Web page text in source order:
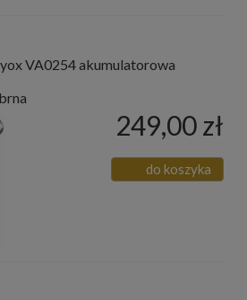
VA0254 akumulatorowa
249,00 zł
do koszyka